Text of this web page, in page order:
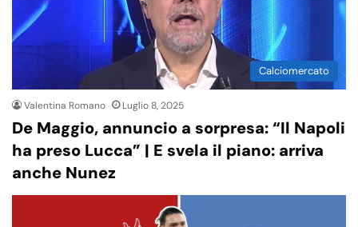
Calciomercato
Valentina Romano Luglio 8, 2025
De Maggio, annuncio a sorpresa: “Il Napoli
ha preso Lucca” | E svela il piano: arriva
anche Nunez